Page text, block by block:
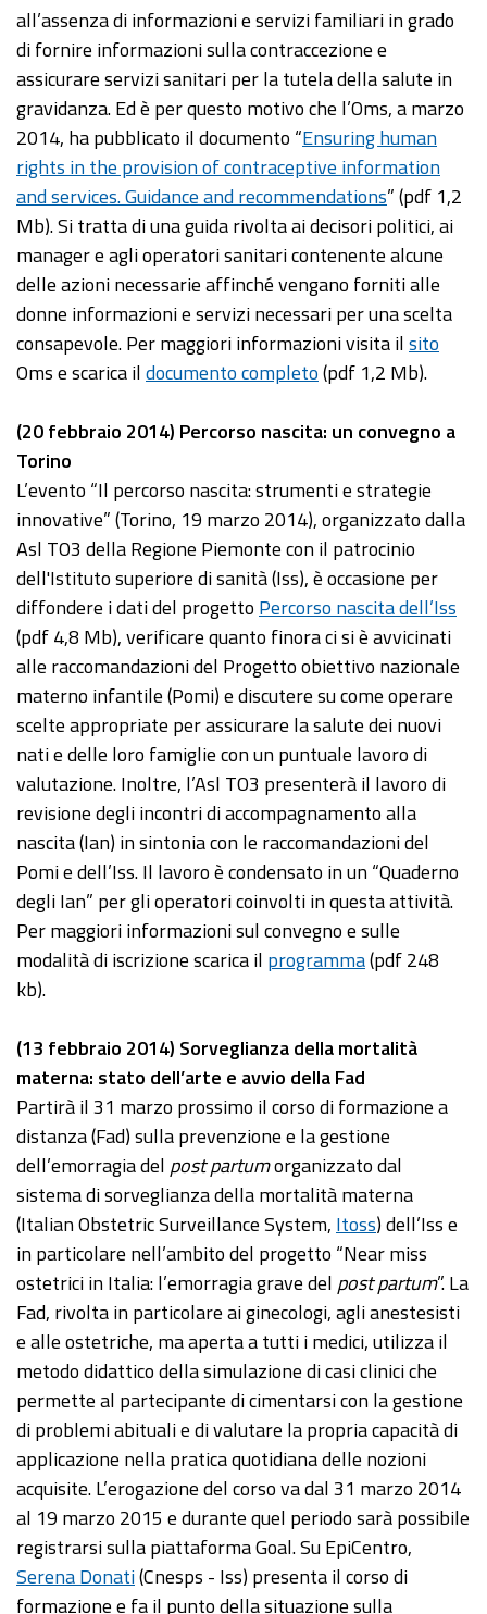
all’assenza di informazioni e servizi familiari in grado
di fornire informazioni sulla contraccezione e
assicurare servizi sanitari per la tutela della salute in
gravidanza. Ed è per questo motivo che l’Oms, a marzo
2014, ha pubblicato il documento “Ensuring human
rights in the provision of contraceptive information
and services. Guidance and recommendations” (pdf 1,2
Mb). Si tratta di una guida rivolta ai decisori politici, ai
manager e agli operatori sanitari contenente alcune
delle azioni necessarie affinché vengano forniti alle
donne informazioni e servizi necessari per una scelta
consapevole. Per maggiori informazioni visita ilsito
Oms e scarica ildocumento completo(pdf 1,2 Mb).
(20 febbraio 2014) Percorso nascita: un convegno a
Torino
L’evento “Il percorso nascita: strumenti e strategie
innovative” (Torino, 19 marzo 2014), organizzato dalla
Asl TO3 della Regione Piemonte con il patrocinio
dell'Istituto superiore di sanità (Iss), è occasione per
diffondere i dati del progetto Percorso nascita dell’Iss
(pdf 4,8 Mb), verificare quanto finora ci si è avvicinati
alle raccomandazioni del Progetto obiettivo nazionale
materno infantile (Pomi) e discutere su come operare
scelte appropriate per assicurare la salute dei nuovi
nati e delle loro famiglie con un puntuale lavoro di
valutazione. Inoltre, l’Asl TO3 presenterà il lavoro di
revisione degli incontri di accompagnamento alla
nascita (Ian) in sintonia con le raccomandazioni del
Pomi e dell’Iss. Il lavoro è condensato in un “Quaderno
degli Ian” per gli operatori coinvolti in questa attività.
Per maggiori informazioni sul convegno e sulle
modalità di iscrizione scarica il programma(pdf 248
kb).
(13 febbraio 2014) Sorveglianza della mortalità
materna: stato dell’arte e avvio della Fad
Partirà il 31 marzo prossimo il corso di formazione a
distanza (Fad) sulla prevenzione e la gestione
dell’emorragia del post partumorganizzato dal
sistema di sorveglianza della mortalità materna
(Italian Obstetric Surveillance System, Itoss) dell’Iss e
in particolare nell’ambito del progetto “Near miss
ostetrici in Italia: l’emorragia grave del post partum”. La
Fad, rivolta in particolare ai ginecologi, agli anestesisti
e alle ostetriche, ma aperta a tutti i medici, utilizza il
metodo didattico della simulazione di casi clinici che
permette al partecipante di cimentarsi con la gestione
di problemi abituali e di valutare la propria capacità di
applicazione nella pratica quotidiana delle nozioni
acquisite. L’erogazione del corso va dal 31 marzo 2014
al 19 marzo 2015 e durante quel periodo sarà possibile
registrarsi sulla piattaforma Goal. Su EpiCentro,
Serena Donati(Cnesps - Iss) presenta il corso di
formazione e fa il punto della situazione sulla